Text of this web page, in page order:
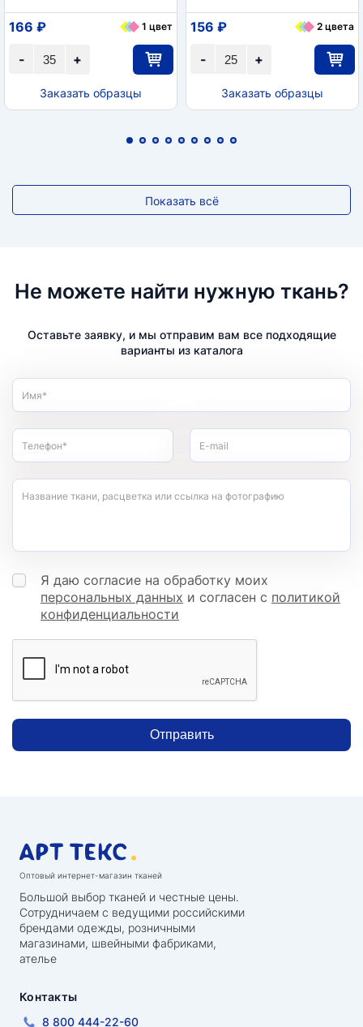
+
-
166 ₽ 1 цвет
Заказать образцы
+
-
156 ₽ 2 цвета
Заказать образцы
Показать всё
Не можете найти нужную ткань?
Оставьте заявку, и мы отправим вам все подходящие
варианты из каталога
Имя*
Телефон* E-mail
Название ткани, расцветка или ссылка на фотографию
Я даю согласие на обработку моих
персональных данных и согласен с политикой
конфиденциальности
Отправить
Оптовый интернет-магазин тканей
Большой выбор тканей и честные цены.
Сотрудничаем с ведущими российскими
брендами одежды, розничными
магазинами, швейными фабриками,
ателье
Контакты
8 800 444-22-60